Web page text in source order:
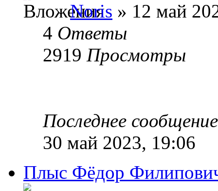
Noris » 12 май
4 Ответы
2919 Просмотры
Последнее
30 май 2023, 19:06
Плыс Фёдор